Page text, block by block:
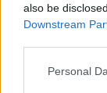
also be
Downstream
Please note
Personal